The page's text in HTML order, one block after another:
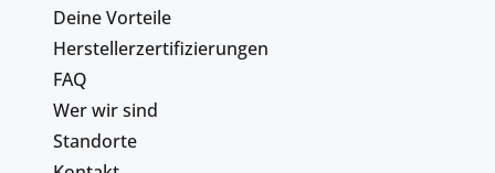
Deine Vorteile
Herstellerzertifizierungen
FAQ
Wer wir sind
Standorte